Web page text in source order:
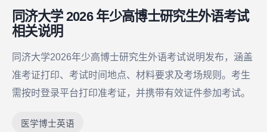
同济大学 2026 年少高博士研究生外语考试
相关说明
同济大学2026年少高博士研究生外语考试说明发布，涵盖
准考证打印、考试时间地点、材料要求及考场规则。考生
需按时登录平台打印准考证，并携带有效证件参加考试。
医学博士英语